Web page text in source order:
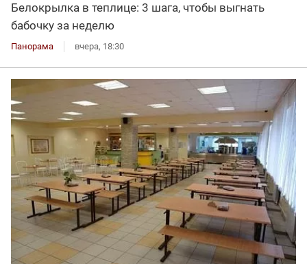
Белокрылка в теплице: 3 шага, чтобы выгнать
бабочку за неделю
Панорама вчера, 18:30